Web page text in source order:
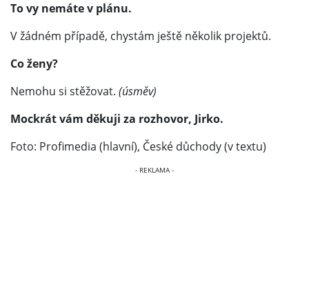
To vy nemáte v plánu.
V žádném případě, chystám ještě několik projektů.
Co ženy?
Nemohu si stěžovat. (úsměv)
Mockrát vám děkuji za rozhovor, Jirko.
Foto: Profimedia (hlavní), České důchody (v textu)